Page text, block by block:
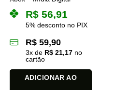
R$ 56,91
5% desconto no PIX
R$ 59,90
3x de R$ 21,17 no
cartão
ADICIONAR AO